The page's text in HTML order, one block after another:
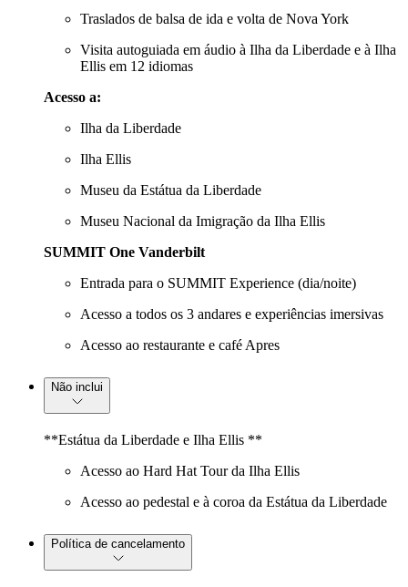
Traslados de balsa de ida e volta de Nova York
Visita autoguiada em áudio à Ilha da Liberdade e à Ilha
Ellis em 12 idiomas
Acesso a:
Ilha da Liberdade
Ilha Ellis
Museu da Estátua da Liberdade
Museu Nacional da Imigração da Ilha Ellis
SUMMIT One Vanderbilt
Entrada para o SUMMIT Experience (dia/noite)
Acesso a todos os 3 andares e experiências imersivas
Acesso ao restaurante e café Apres
Não inclui
**Estátua da Liberdade e Ilha Ellis **
Acesso ao Hard Hat Tour da Ilha Ellis
Acesso ao pedestal e à coroa da Estátua da Liberdade
Política de cancelamento